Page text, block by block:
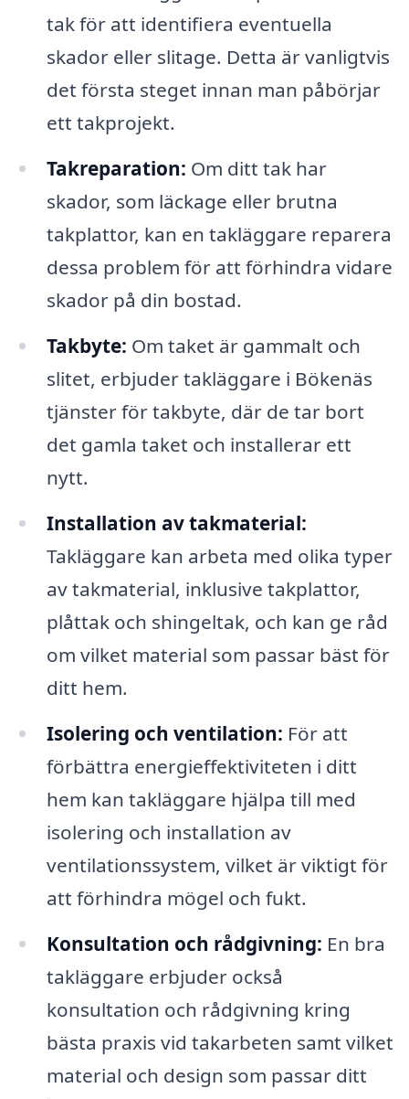
tak för att identifiera eventuella
skador eller slitage. Detta är vanligtvis
det första steget innan man påbörjar
ett takprojekt.
Takreparation: Om ditt tak har
skador, som läckage eller brutna
takplattor, kan en takläggare reparera
dessa problem för att förhindra vidare
skador på din bostad.
Takbyte: Om taket är gammalt och
slitet, erbjuder takläggare i Bökenäs
tjänster för takbyte, där de tar bort
det gamla taket och installerar ett
nytt.
Installation av takmaterial:
Takläggare kan arbeta med olika typer
av takmaterial, inklusive takplattor,
plåttak och shingeltak, och kan ge råd
om vilket material som passar bäst för
ditt hem.
Isolering och ventilation: För att
förbättra energi­effektiviteten i ditt
hem kan takläggare hjälpa till med
isolering och installation av
ventilationssystem, vilket är viktigt för
att förhindra mögel och fukt.
Konsultation och rådgivning: En bra
takläggare erbjuder också
konsultation och rådgivning kring
bästa praxis vid takarbeten samt vilket
material och design som passar ditt